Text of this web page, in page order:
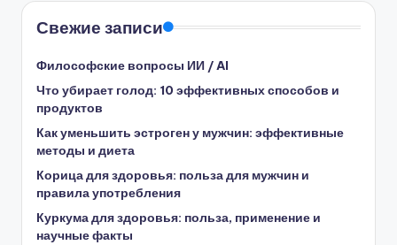
Свежие записи
Философские вопросы ИИ / AI
Что убирает голод: 10 эффективных способов и
продуктов
Как уменьшить эстроген у мужчин: эффективные
методы и диета
Корица для здоровья: польза для мужчин и
правила употребления
Куркума для здоровья: польза, применение и
научные факты